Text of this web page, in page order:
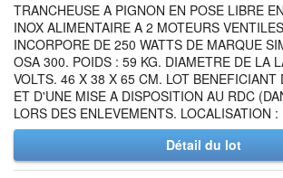
TRANCHEUSE A PIGNON EN POSE LIBRE
INOX ALIMENTAIRE A 2 MOTEURS
INCORPORE DE 250 WATTS DE MARQUE
OSA 300. POIDS : 59 KG. DIAMETRE DE LA
VOLTS. 46 X 38 X 65 CM. LOT BENEFICIANT
ET D'UNE MISE A DISPOSITION AU RDC
LORS DES ENLEVEMENTS. LOCALISATION
Détail du lot